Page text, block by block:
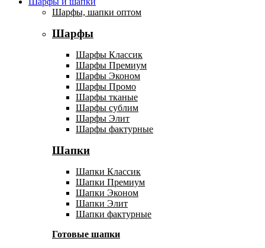
Шарфы, шапки оптом
Шарфы
Шарфы Классик
Шарфы Премиум
Шарфы Эконом
Шарфы Промо
Шарфы тканые
Шарфы сублим
Шарфы Элит
Шарфы фактурные
Шапки
Шапки Классик
Шапки Премиум
Шапки Эконом
Шапки Элит
Шапки фактурные
Готовые шапки